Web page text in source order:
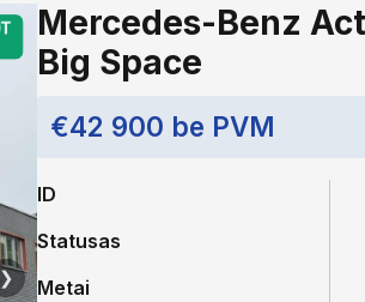
❯
Mercedes-Benz
Big Space
€42 900 be PVM
ID
Statusas
Metai